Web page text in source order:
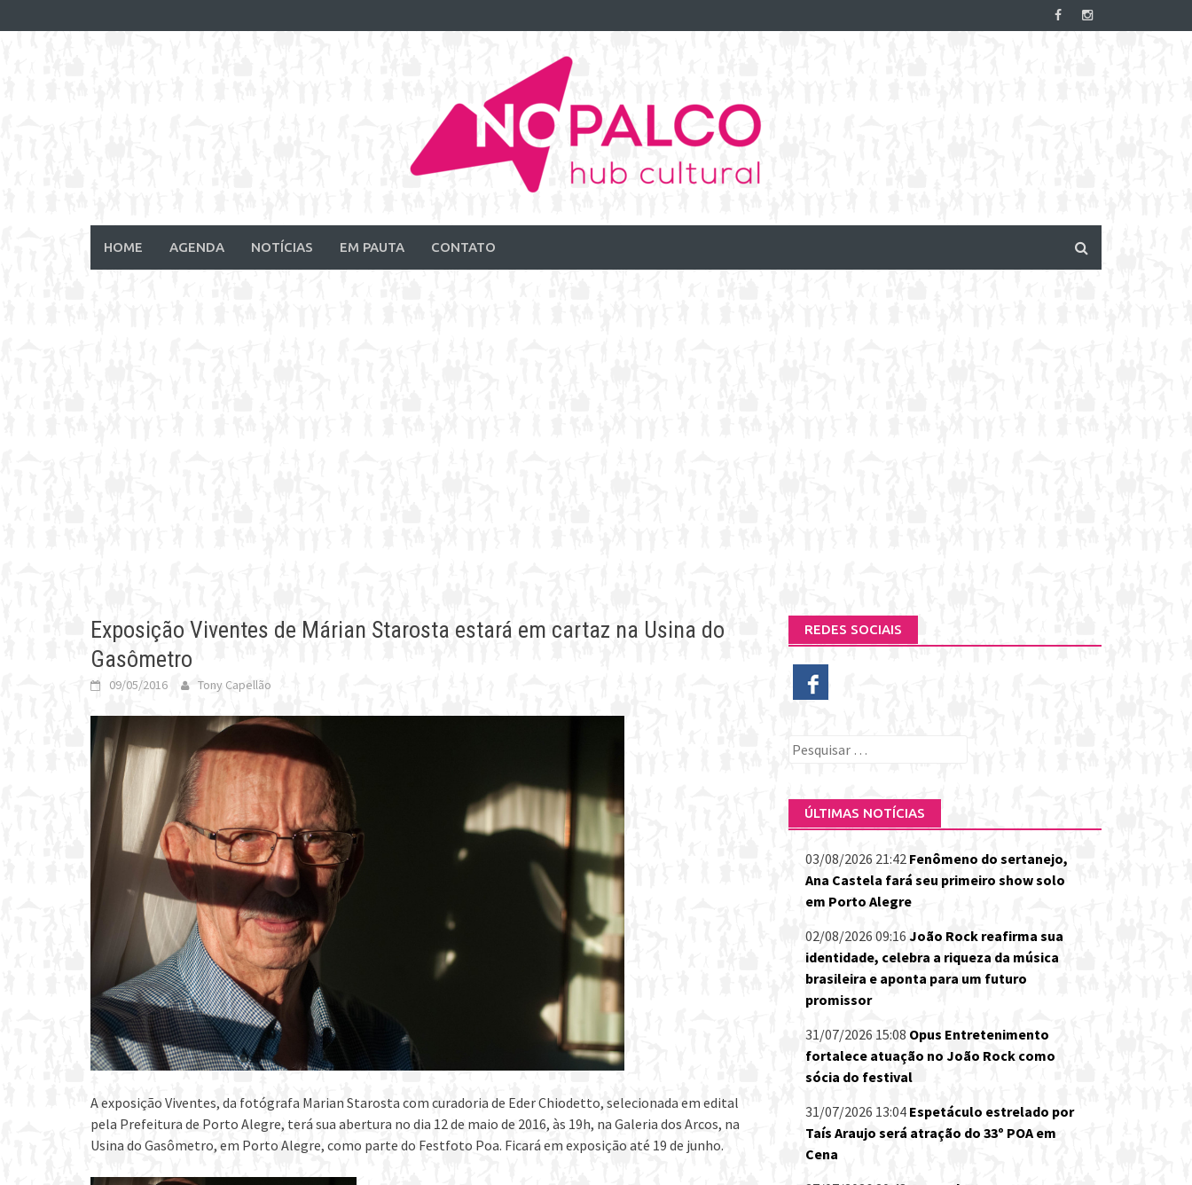
to
HOME AGENDA NOTÍCIAS EM PAUTA CONTATO
Exposição Viventes de Márian Starosta estará em cartaz na Usina do
Gasômetro
09/05/2016 Tony Capellão
A exposição Viventes, da fotógrafa Marian Starosta com curadoria de Eder Chiodetto, selecionada em edital
pela Prefeitura de Porto Alegre, terá sua abertura no dia 12 de maio de 2016, às 19h, na Galeria dos Arcos, na
Usina do Gasômetro, em Porto Alegre, como parte do Festfoto Poa. Ficará em exposição até 19 de junho.
REDES SOCIAIS
Pesquisar
ÚLTIMAS NOTÍCIAS
03/08/2026 21:42 Fenômeno do sertanejo,
Ana Castela fará seu primeiro show solo
em Porto Alegre
02/08/2026 09:16 João Rock reafirma sua
identidade, celebra a riqueza da música
brasileira e aponta para um futuro
promissor
31/07/2026 15:08 Opus Entretenimento
fortalece atuação no João Rock como
sócia do festival
31/07/2026 13:04 Espetáculo estrelado por
Taís Araujo será atração do 33º POA em
Cena